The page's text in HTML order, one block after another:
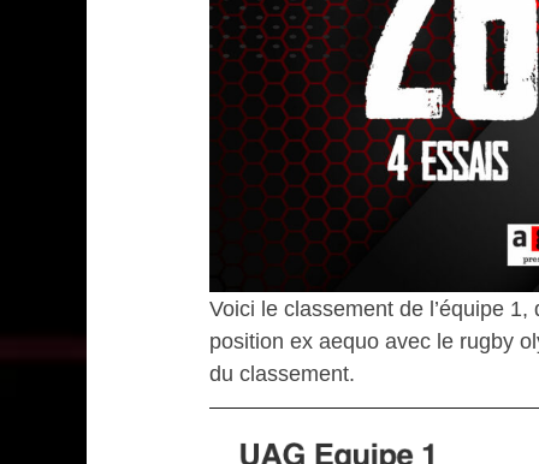
Voici le classement de l’équipe
position ex aequo avec le rugby
du classement.